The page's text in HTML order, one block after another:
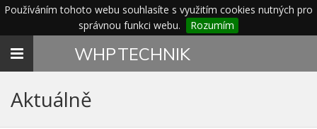
Používáním tohoto webu souhlasíte s využitím cookies nutných pro
správnou funkci webu.
Rozumím
Toggle
WHPTECHNIK
Aktuálně